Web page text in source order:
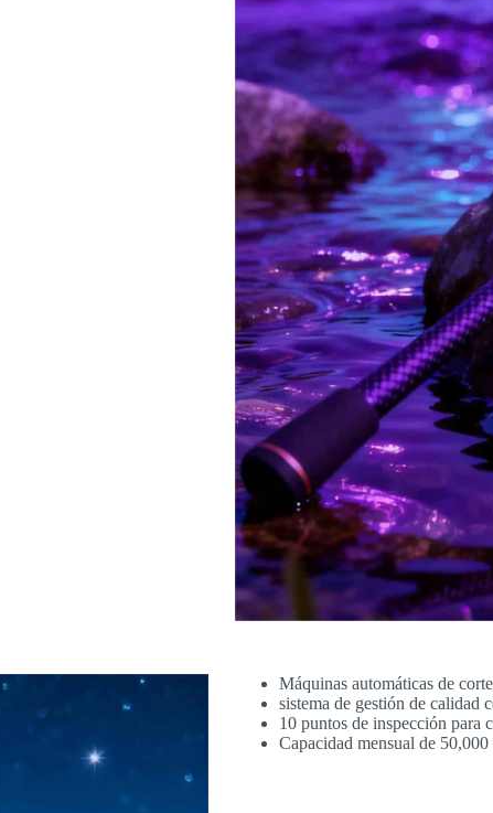
Máquinas automáticas de
sistema de gestión de calidad
10 puntos de inspección para
Capacidad mensual de